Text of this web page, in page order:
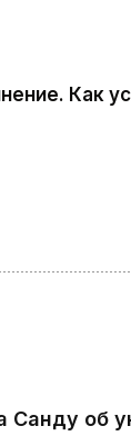
Как
Санду об